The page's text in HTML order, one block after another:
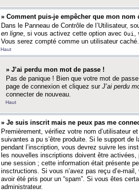
» Comment puis-je empêcher que mon
Dans le Panneau de Contrôle de l’Utilisateur,
en ligne, si vous activez cette option avec Oui ,
Vous serez compté comme un utilisateur caché.
Haut
» J’ai perdu mon mot de passe !
Pas de panique ! Bien que votre mot de
page de connexion et cliquez sur J’ai perdu
connecter de nouveau.
Haut
» Je suis inscrit mais ne peux pas me
Premièrement, vérifiez votre nom d’utilisateur
suivantes a pu s’être produite. Si le support
pendant l’inscription, vous devrez suivre les
les nouvelles inscriptions doivent être
une session ; cette information était présente
insctructions. Si vous n’avez pas reçu d’e-
avoir été pris pour un “spam”. Si vous êtes
administrateur.